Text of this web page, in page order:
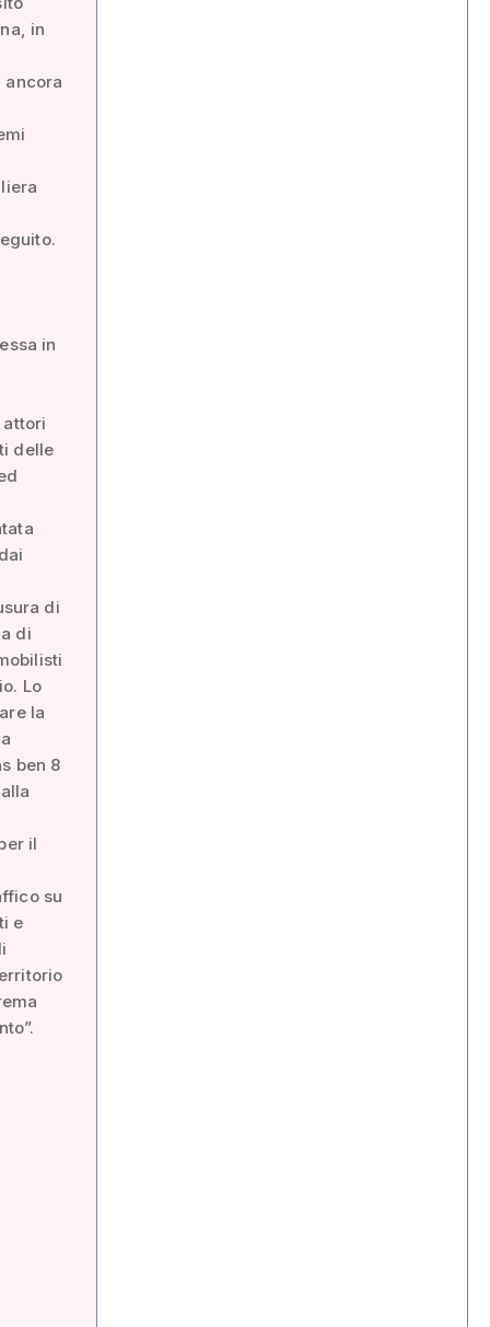
in
ancora
in
delle
di
di
Lo
la
ben 8
il
su
e